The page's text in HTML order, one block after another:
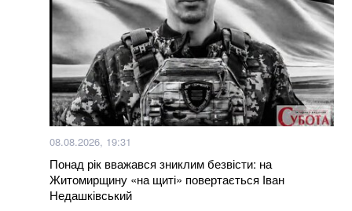
08.08.2026, 19:31
Понад рік вважався зниклим безвісти: на
Житомирщину «на щиті» повертається Іван
Недашківський